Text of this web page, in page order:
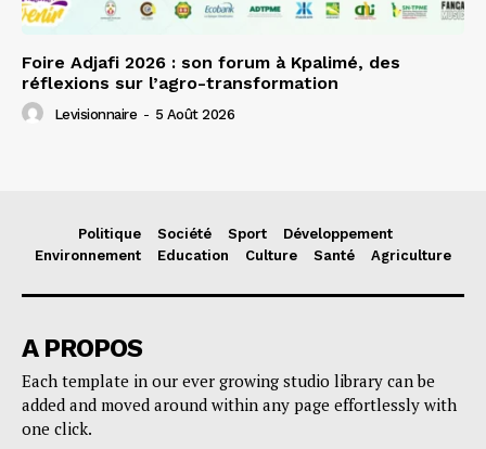
Foire Adjafi 2026 : son forum à Kpalimé, des
réflexions sur l’agro-transformation
Levisionnaire - 5 Août 2026
Politique Société Sport
Développement
Environnement
Education Culture Santé Agriculture
A PROPOS
Each template in our ever growing studio library can be
added and moved around within any page effortlessly with
one click.